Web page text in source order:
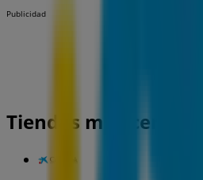
Publicidad
Tiendas más cercanas